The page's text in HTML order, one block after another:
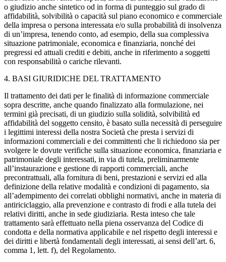
o giudizio anche sintetico od in forma di punteggio sul grado di
affidabilità, solvibilità o capacità sul piano economico e commerciale
della impresa o persona interessata e/o sulla probabilità di insolvenza
di un’impresa, tenendo conto, ad esempio, della sua complessiva
situazione patrimoniale, economica e finanziaria, nonché dei
pregressi ed attuali crediti e debiti, anche in riferimento a soggetti
con responsabilità o cariche rilevanti.
4. BASI GIURIDICHE DEL TRATTAMENTO
Il trattamento dei dati per le finalità di informazione commerciale
sopra descritte, anche quando finalizzato alla formulazione, nei
termini già precisati, di un giudizio sulla solidità, solvibilità ed
affidabilità del soggetto censito, è basato sulla necessità di perseguire
i legittimi interessi della nostra Società che presta i servizi di
informazioni commerciali e dei committenti che li richiedono sia per
svolgere le dovute verifiche sulla situazione economica, finanziaria e
patrimoniale degli interessati, in via di tutela, preliminarmente
all’instaurazione e gestione di rapporti commerciali, anche
precontrattuali, alla fornitura di beni, prestazioni e servizi ed alla
definizione della relative modalità e condizioni di pagamento, sia
all’adempimento dei correlati obblighi normativi, anche in materia di
antiriciclaggio, alla prevenzione e contrasto di frodi e alla tutela dei
relativi diritti, anche in sede giudiziaria. Resta inteso che tale
trattamento sarà effettuato nella piena osservanza del Codice di
condotta e della normativa applicabile e nel rispetto degli interessi e
dei diritti e libertà fondamentali degli interessati, ai sensi dell’art. 6,
comma 1, lett. f), del Regolamento.